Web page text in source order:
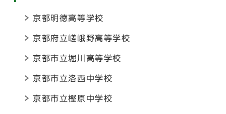
京都明徳高等学校
京都府立嵯峨野高等学校
京都市立堀川高等学校
京都市立洛西中学校
京都市立樫原中学校